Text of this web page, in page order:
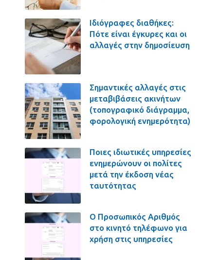
Ιδιόγραφες διαθήκες:
Πότε είναι έγκυρες και οι
αλλαγές στην δημοσίευση
Σημαντικές αλλαγές στις
μεταβιβάσεις ακινήτων
(τοπογραφικό διάγραμμα,
φορολογική ενημερότητα)
Ποιες ιδιωτικές υπηρεσίες
ενημερώνουν οι πολίτες
μετά την έκδοση νέας
ταυτότητας
Ο Προσωπικός Αριθμός
στο κινητό τηλέφωνο για
χρήση στις υπηρεσίες